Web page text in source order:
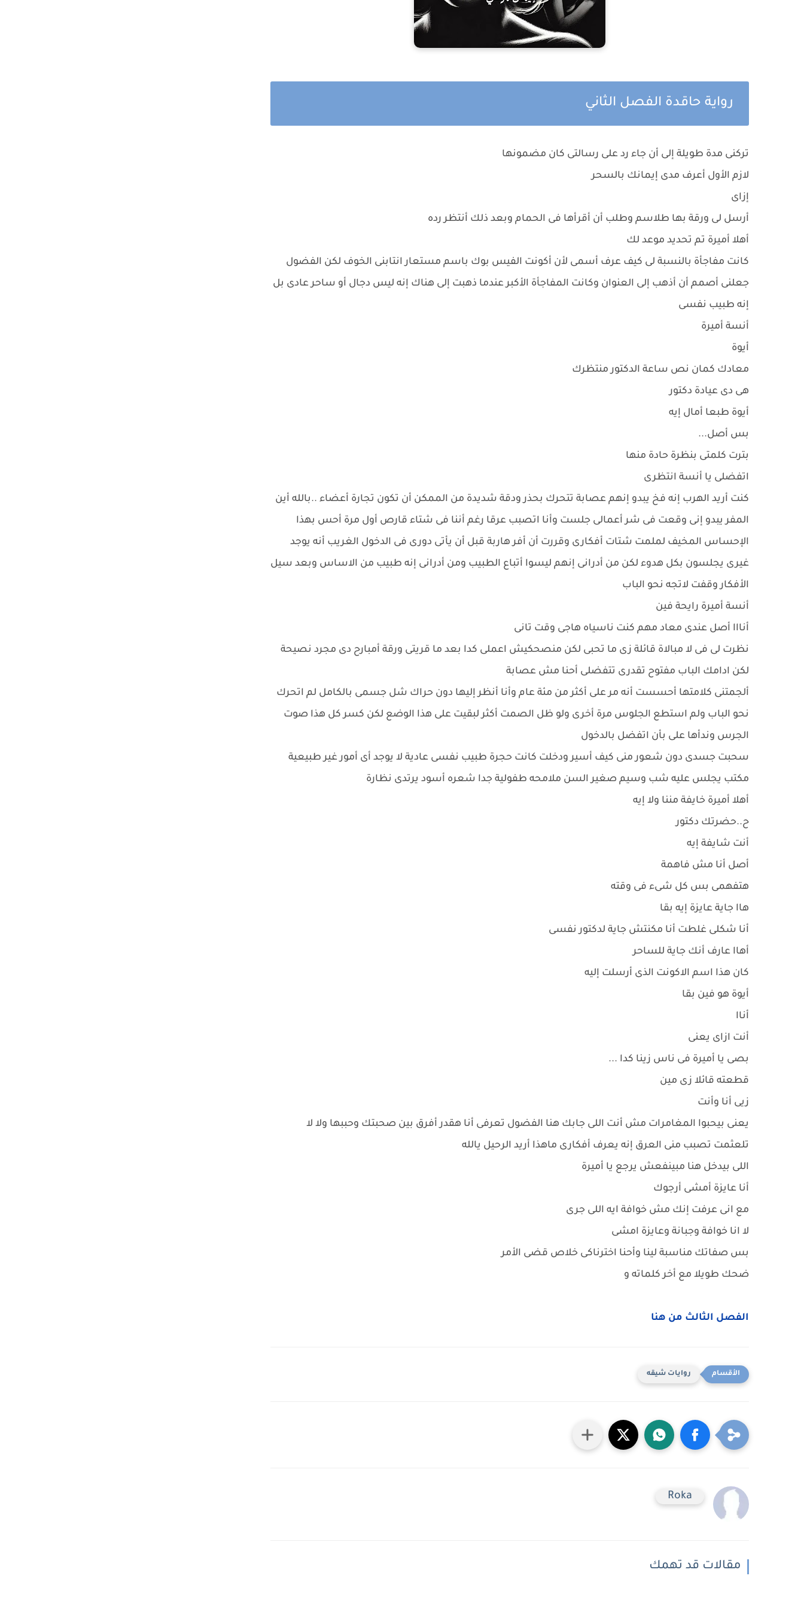
رواية حاقدة الفصل الثاني
تركنى مدة طويلة إلى أن جاء رد على رسالتى كان مضمونها
لازم الأول أعرف مدى إيمانك بالسحر
إزاى
أرسل لى ورقة بها طلاسم وطلب أن أقرأها فى الحمام وبعد ذلك أنتظر رده
أهلا أميرة تم تحديد موعد لك
كانت مفاجأة بالنسبة لى كيف عرف أسمى لأن أكونت الفيس بوك باسم مستعار انتابنى الخوف لكن الفضول
جعلنى أصمم أن أذهب إلى العنوان وكانت المفاجأة الأكبر عندما ذهبت إلى هناك إنه ليس دجال أو ساحر عادى بل
إنه طبيب نفسى
أنسة أميرة
أيوة
معادك كمان نص ساعة الدكتور منتظرك
هى دى عيادة دكتور
أيوة طبعا أمال إيه
بس أصل...
بترت كلمتى بنظرة حادة منها
اتفضلى يا أنسة انتظرى
كنت أريد الهرب إنه فخ يبدو إنهم عصابة تتحرك بحذر ودقة شديدة من الممكن أن تكون تجارة أعضاء ..بالله أين
المفر يبدو إنى وقعت فى شر أعمالى جلست وأنا اتصبب عرقا رغم أننا فى شتاء قارص أول مرة أحس بهذا
الإحساس المخيف لملمت شتات أفكارى وقررت أن أفر هاربة قبل أن يأتى دورى فى الدخول الغريب أنه يوجد
غيرى يجلسون بكل هدوء لكن من أدرانى إنهم ليسوا أتباع الطبيب ومن أدرانى إنه طبيب من الاساس وبعد سيل
الأفكار وقفت لاتجه نحو الباب
أنسة أميرة رايحة فين
أنااا أصل عندى معاد مهم كنت ناسياه هاجى وقت تانى
نظرت لى فى لا مبالاة قائلة زى ما تحبى لكن منصحكيش اعملى كدا بعد ما قريتى ورقة أمبارح دى مجرد نصيحة
لكن ادامك الباب مفتوح تقدرى تتفضلى أحنا مش عصابة
ألجمتنى كلامتها أحسست أنه مر على أكثر من مئة عام وأنا أنظر إليها دون حراك شل جسمى بالكامل لم اتحرك
نحو الباب ولم استطع الجلوس مرة أخرى ولو ظل الصمت أكثر لبقيت على هذا الوضع لكن كسر كل هذا صوت
الجرس وندأها على بأن اتفضل بالدخول
سحبت جسدى دون شعور منى كيف أسير ودخلت كانت حجرة طبيب نفسى عادية لا يوجد أى أمور غير طبيعية
مكتب يجلس عليه شب وسيم صغير السن ملامحه طفولية جدا شعره أسود يرتدى نظارة
أهلا أميرة خايفة مننا ولا إيه
ح..حضرتك دكتور
أنت شايفة إيه
أصل أنا مش فاهمة
هتفهمى بس كل شىء فى وقته
هاا جاية عايزة إيه بقا
أنا شكلى غلطت أنا مكنتش جاية لدكتور نفسى
أهاا عارف أنك جاية للساحر
كان هذا اسم الاكونت الذى أرسلت إليه
أيوة هو فين بقا
أناا
أنت ازاى يعنى
بصى يا أميرة فى ناس زينا كدا ...
قطعته قائلا زى مين
زيى أنا وأنت
يعنى بيحبوا المغامرات مش أنت اللى جابك هنا الفضول تعرفى أنا هقدر أفرق بين صحبتك وحببها ولا لا
تلعثمت تصبب منى العرق إنه يعرف أفكارى ماهذا أريد الرحيل يالله
اللى بيدخل هنا مبينفعش يرجع يا أميرة
أنا عايزة أمشى أرجوك
مع انى عرفت إنك مش خوافة ايه اللى جرى
لا انا خوافة وجبانة وعايزة امشى
بس صفاتك مناسبة لينا وأحنا اخترناكى خلاص قضى الأمر
ضحك طويلا مع أخر كلماته و
الفصل الثالث من هنا
روايات شيقه
Roka
مقالات قد تهمك